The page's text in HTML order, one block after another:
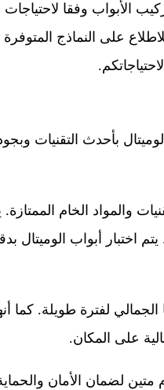
الأبواب وفقا لاحتياجات
على النماذج المتوفرة
بأحدث التقنيات
والمواد الخام الممتازة.
أبواب الوميتال
لفترة طويلة. كما
على المكان.
متين لضمان الأمان